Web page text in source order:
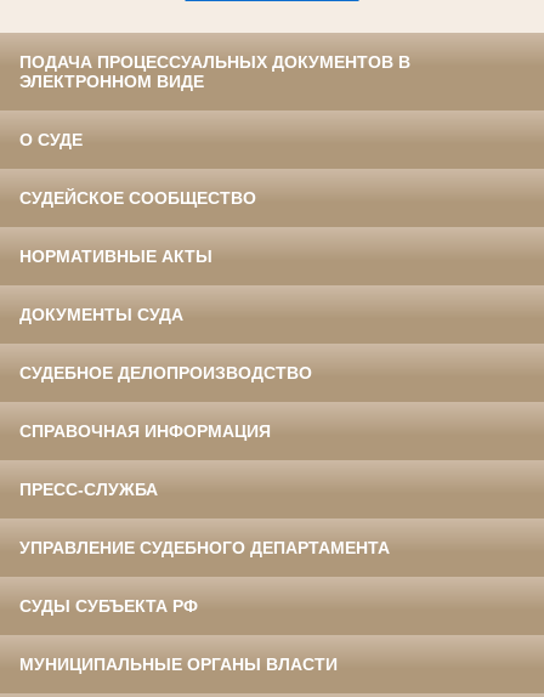
ПОДАЧА ПРОЦЕССУАЛЬНЫХ ДОКУМЕНТОВ В
ЭЛЕКТРОННОМ ВИДЕ
О СУДЕ
СУДЕЙСКОЕ СООБЩЕСТВО
НОРМАТИВНЫЕ АКТЫ
ДОКУМЕНТЫ СУДА
СУДЕБНОЕ ДЕЛОПРОИЗВОДСТВО
СПРАВОЧНАЯ ИНФОРМАЦИЯ
ПРЕСС-СЛУЖБА
УПРАВЛЕНИЕ СУДЕБНОГО ДЕПАРТАМЕНТА
СУДЫ СУБЪЕКТА РФ
МУНИЦИПАЛЬНЫЕ ОРГАНЫ ВЛАСТИ